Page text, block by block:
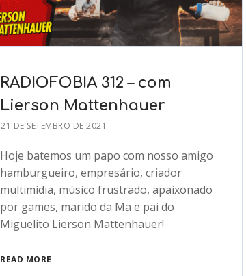
RADIOFOBIA 312 – com
Lierson Mattenhauer
21 DE SETEMBRO DE 2021
Hoje batemos um papo com nosso amigo
hamburgueiro, empresário, criador
multimídia, músico frustrado, apaixonado
por games, marido da Ma e pai do
Miguelito Lierson Mattenhauer!
READ MORE